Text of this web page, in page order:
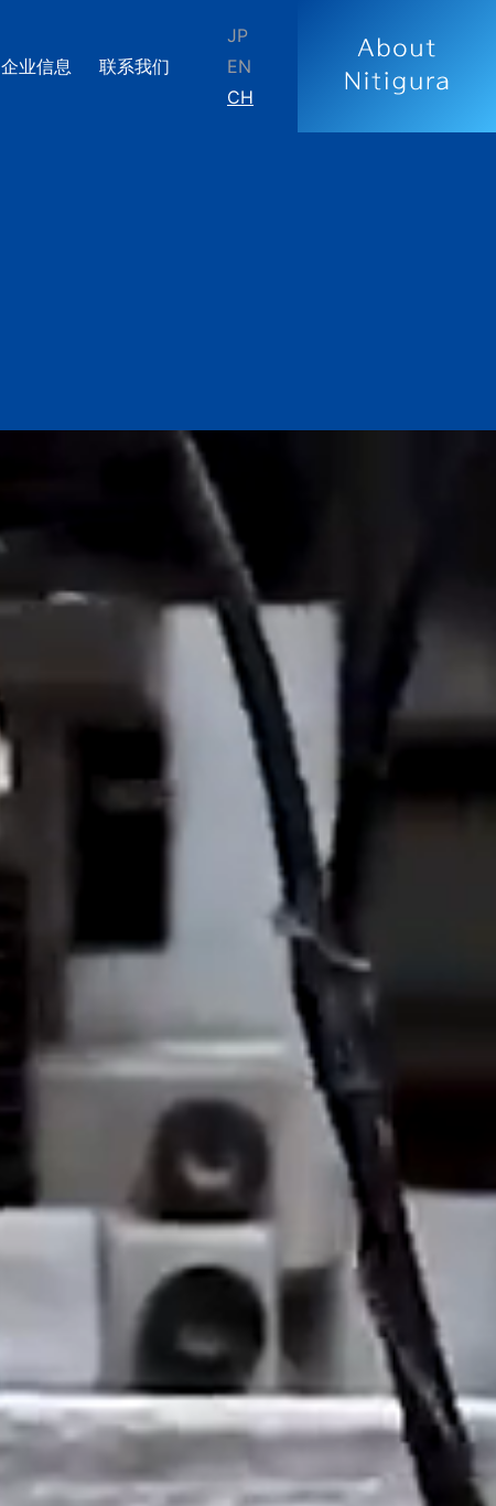
企业信息 联系我们
JP
EN
CH